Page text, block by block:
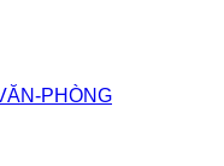
PHÒNG